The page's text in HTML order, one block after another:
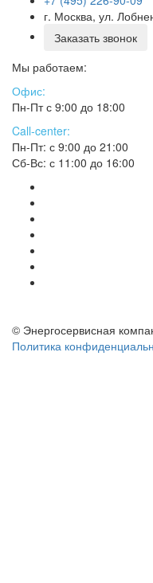
г. Москва, ул.
Заказать звонок
Мы работаем:
Офис:
Пн-Пт с 9:00 до 18:00
Call-center:
Пн-Пт: с 9:00 до 21:00
Сб-Вс: с 11:00 до 16:00
© Энергосервисная
Политика